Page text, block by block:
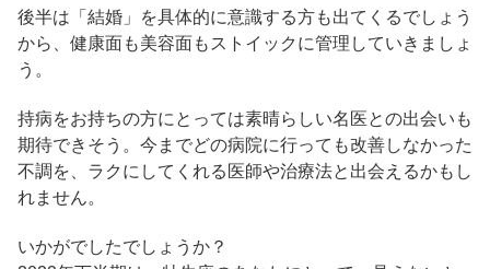
後半は「結婚」を具体的に意識する方も出てくるでしょう
から、健康面も美容面もストイックに管理していきましょ
う。
持病をお持ちの方にとっては素晴らしい名医との出会いも
期待できそう。今までどの病院に行っても改善しなかった
不調を、ラクにしてくれる医師や治療法と出会えるかもし
れません。
いかがでしたでしょうか？